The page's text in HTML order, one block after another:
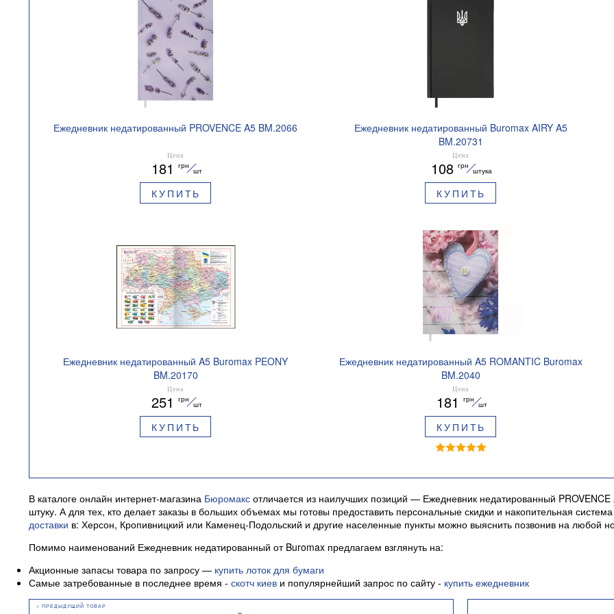
Ежедневник недатированный PROVENCE A5 BM.2066
Цена
181 грн
шт
КУПИТЬ
Ежедневник недатированный Buromax AIRY A5
BM.20731
Цена
108 грн
штука
КУПИТЬ
Ежедневник недатированный A5 Buromax PEONY
BM.20170
Цена
251 грн
шт
КУПИТЬ
Ежедневник недатированный A5 ROMANTIC Buromax
BM.2040
Цена
181 грн
шт
КУПИТЬ
В каталоге онлайн интернет-магазина Бюромакс отличается из наилучших позиций — Ежедневник недатированный
штуку. А для тех, кто делает заказы в больших объемах мы готовы предоставить персональные скидки и накопительная
доставки в: Херсон, Кропивницкий или Каменец-Подольский и другие населенные пункты можно выяснить позвонив на любой
Помимо наименований Ежедневник недатированный от Buromax предлагаем взглянуть на:
Акционные запасы товара по запросу — купить лоток для бумаги
Самые затребованные в последнее время - скотч киев и популярнейший запрос по сайту - купить ежедневник